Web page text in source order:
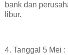
bank dan
libur.
4. Tanggal 5 Mei :